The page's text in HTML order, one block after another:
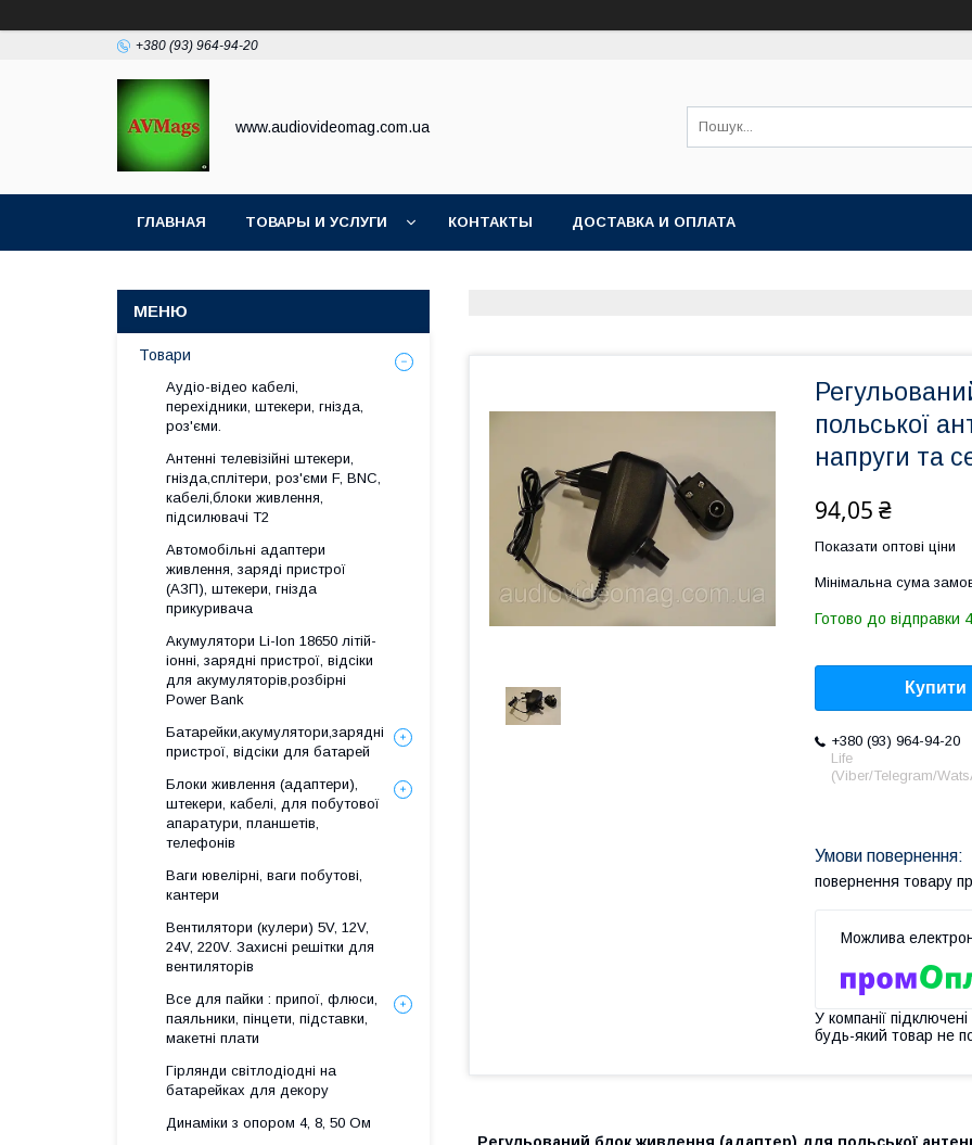
+380 (93) 964-94-20
www.audiovideomag.com.ua
ГЛАВНАЯ ТОВАРЫ И УСЛУГИ КОНТАКТЫ ДОСТАВКА И ОПЛАТА
польської
напруги та
94,05 ₴
Показати оптові ціни
Мінімальна сума
Готово до відправки
Купити
+380 (93) 964-94-20
Life
(Viber/Telegram/
повернення товару
У компанії
будь-який товар не
Регульований блок живлення (адаптер) для польської
Товари
Аудіо-відео кабелі,
перехідники, штекери, гнізда,
роз'єми.
Антенні телевізійні штекери,
гнізда,сплітери, роз'єми F, BNC,
кабелі,блоки живлення,
підсилювачі Т2
Автомобільні адаптери
живлення, заряді пристрої
(АЗП), штекери, гнізда
прикуривача
Акумулятори Li-Ion 18650 літій-
іонні, зарядні пристрої, відсіки
для акумуляторів,розбірні
Power Bank
Батарейки,акумулятори,зарядні
пристрої, відсіки для батарей
Блоки живлення (адаптери),
штекери, кабелі, для побутової
апаратури, планшетів,
телефонів
Ваги ювелірні, ваги побутові,
кантери
Вентилятори (кулери) 5V, 12V,
24V, 220V. Захисні решітки для
вентиляторів
Все для пайки : припої, флюси,
паяльники, пінцети, підставки,
макетні плати
Гірлянди світлодіодні на
батарейках для декору
Динаміки з опором 4, 8, 50 Ом